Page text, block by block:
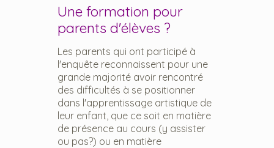
Une formation pour
parents d'élèves ?
Les parents qui ont participé à
l'enquête reconnaissent pour une
grande majorité avoir rencontré
des difficultés à se positionner
dans l'apprentissage artistique de
leur enfant, que ce soit en matière
de présence au cours (y assister
ou pas?) ou en matière